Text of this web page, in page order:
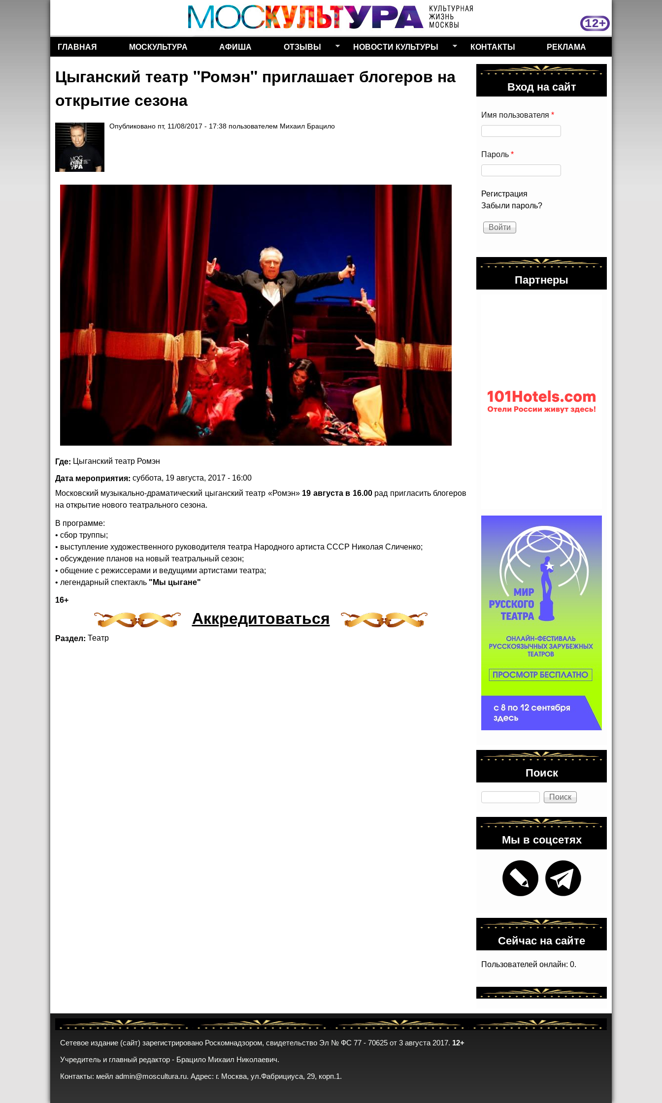
Перейти к основному
содержанию
Разделы сайта
ГЛАВНАЯ МОСКУЛЬТУРА АФИША ОТЗЫВЫ НОВОСТИ КУЛЬТУРЫ КОНТАКТЫ РЕКЛАМА
Цыганский театр "Ромэн" приглашает блогеров на
открытие сезона
Опубликовано пт, 11/08/2017 - 17:38 пользователем Михаил Брацило
Где: Цыганский театр Ромэн
Дата мероприятия: суббота, 19 августа, 2017 - 16:00
Московский музыкально-драматический цыганский театр «Ромэн» 19 августа в 16.00рад пригласить блогеров
на открытие нового театрального сезона.
В программе:
• сбор труппы;
• выступление художественного руководителя театра Народного артиста СССР Николая Сличенко;
• обсуждение планов на новый театральный сезон;
• общение с режиссерами и ведущими артистами театра;
• легендарный спектакль "Мы цыгане"
16+
Аккредитоваться
Раздел: Театр
Вход на сайт
Имя пользователя *
Пароль *
Регистрация
Забыли пароль?
Партнеры
Поиск
Поиск
Мы в соцсетях
Сейчас на сайте
Пользователей онлайн: 0.
Сетевое издание (сайт) зарегистрировано Роскомнадзором, свидетельство Эл № ФС 77 - 70625 от 3 августа 2017. 12+
Учредитель и главный редактор - Брацило Михаил Николаевич.
Контакты: мейл admin@moscultura.ru. Адрес: г. Москва, ул.Фабрициуса, 29, корп.1.